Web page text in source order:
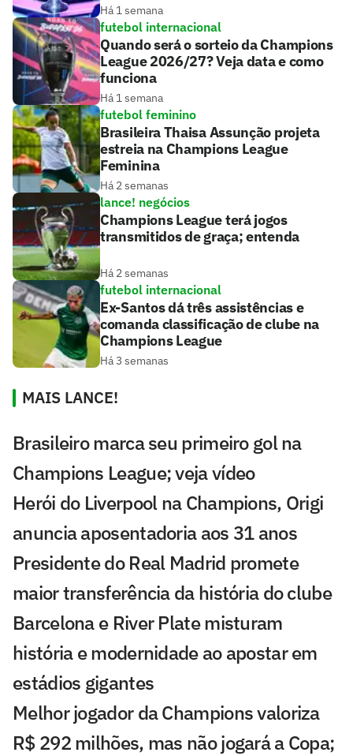
Há 1 semana
futebol internacional
Quando será o sorteio da Champions
League 2026/27? Veja data e como
funciona
Há 1 semana
futebol feminino
Brasileira Thaisa Assunção projeta
estreia na Champions League
Feminina
Há 2 semanas
lance! negócios
Champions League terá jogos
transmitidos de graça; entenda
Há 2 semanas
futebol internacional
Ex-Santos dá três assistências e
comanda classificação de clube na
Champions League
Há 3 semanas
MAIS LANCE!
Brasileiro marca seu primeiro gol na
Champions League; veja vídeo
Herói do Liverpool na Champions, Origi
anuncia aposentadoria aos 31 anos
Presidente do Real Madrid promete
maior transferência da história do clube
Barcelona e River Plate misturam
história e modernidade ao apostar em
estádios gigantes
Melhor jogador da Champions valoriza
R$ 292 milhões, mas não jogará a Copa;